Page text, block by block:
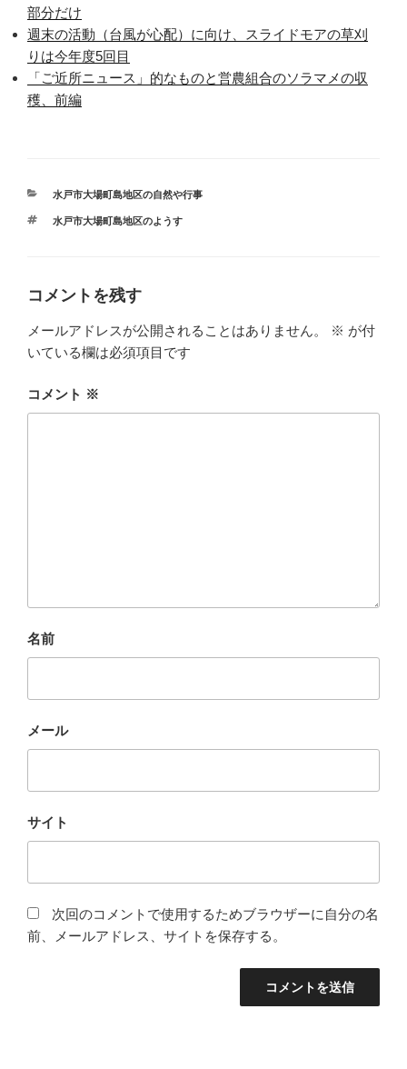
部分だけ
週末の活動（台風が心配）に向け、スライドモアの草刈
りは今年度5回目
「ご近所ニュース」的なものと営農組合のソラマメの収
穫、前編
カ
ゴ
水戸市大場町島地区の自然や行事
タ
水戸市大場町島地区のようす
コメントを残す
メールアドレスが公開されることはありません。 ※ が付
いている欄は必須項目です
コメント ※
名前
メール
サイト
次回のコメントで使用するためブラウザーに自分の名
前、メールアドレス、サイトを保存する。